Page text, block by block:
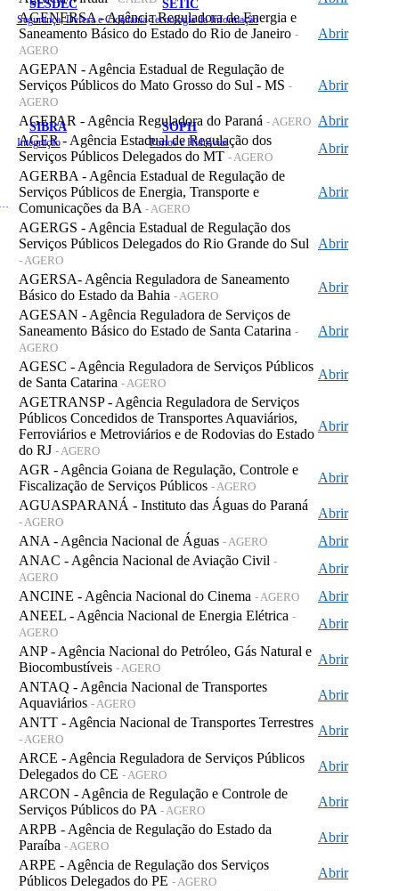
SESDEC
Segurança, Defesa e Cidadania
SETIC
Tecnologia da Informação
SIBRA
Integração
SOPH
Portos e Hidrovias
AGENERSA - Agência Reguladora de Energia e
Saneamento Básico do Estado do Rio de Janeiro -
AGERO
Abrir
AGEPAN - Agência Estadual de Regulação de
Serviços Públicos do Mato Grosso do Sul - MS -
AGERO
Abrir
AGEPAR - Agência Reguladora do Paraná - AGERO Abrir
AGER - Agência Estadual de Regulação dos
Serviços Públicos Delegados do MT - AGERO
Abrir
AGERBA - Agência Estadual de Regulação de
Serviços Públicos de Energia, Transporte e
Comunicações da BA - AGERO
Abrir
AGERGS - Agência Estadual de Regulação dos
Serviços Públicos Delegados do Rio Grande do Sul
- AGERO
Abrir
AGERSA- Agência Reguladora de Saneamento
Básico do Estado da Bahia - AGERO
Abrir
AGESAN - Agência Reguladora de Serviços de
Saneamento Básico do Estado de Santa Catarina -
AGERO
Abrir
AGESC - Agência Reguladora de Serviços Públicos
de Santa Catarina - AGERO
Abrir
AGETRANSP - Agência Reguladora de Serviços
Públicos Concedidos de Transportes Aquaviários,
Ferroviários e Metroviários e de Rodovias do Estado
do RJ - AGERO
Abrir
AGR - Agência Goiana de Regulação, Controle e
Fiscalização de Serviços Públicos - AGERO
Abrir
AGUASPARANÁ - Instituto das Águas do Paraná
- AGERO
Abrir
ANA - Agência Nacional de Águas - AGERO
Abrir
ANAC - Agência Nacional de Aviação Civil -
AGERO
Abrir
ANCINE - Agência Nacional do Cinema - AGERO
Abrir
ANEEL - Agência Nacional de Energia Elétrica -
AGERO
Abrir
ANP - Agência Nacional do Petróleo, Gás Natural e
Biocombustíveis - AGERO
Abrir
ANTAQ - Agência Nacional de Transportes
Aquaviários - AGERO
Abrir
ANTT - Agência Nacional de Transportes Terrestres
- AGERO
Abrir
ARCE - Agência Reguladora de Serviços Públicos
Delegados do CE - AGERO
Abrir
ARCON - Agência de Regulação e Controle de
Serviços Públicos do PA - AGERO
Abrir
ARPB - Agência de Regulação do Estado da
Paraíba - AGERO
Abrir
ARPE - Agência de Regulação dos Serviços
Públicos Delegados do PE - AGERO
Abrir